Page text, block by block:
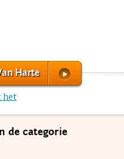
Harte
het
de categorie